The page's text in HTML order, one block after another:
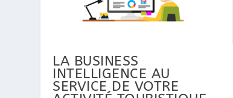
LA BUSINESS
INTELLIGENCE AU
SERVICE DE VOTRE